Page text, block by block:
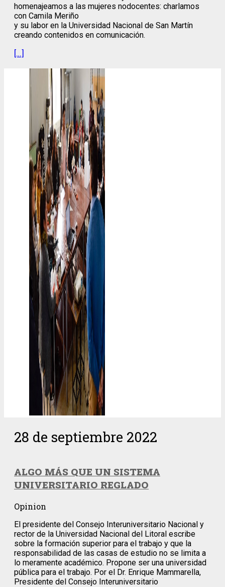
homenajeamos a las mujeres nodocentes: charlamos
con Camila Meriño
y su labor en la Universidad Nacional de San Martín
creando contenidos en comunicación.
[…]
28 de septiembre 2022
ALGO MÁS QUE UN SISTEMA
UNIVERSITARIO REGLADO
Opinion
El presidente del Consejo Interuniversitario Nacional y
rector de la Universidad Nacional del Litoral escribe
sobre la formación superior para el trabajo y que la
responsabilidad de las casas de estudio no se limita a
lo meramente académico. Propone ser una universidad
pública para el trabajo. Por el Dr. Enrique Mammarella,
Presidente del Consejo Interuniversitario